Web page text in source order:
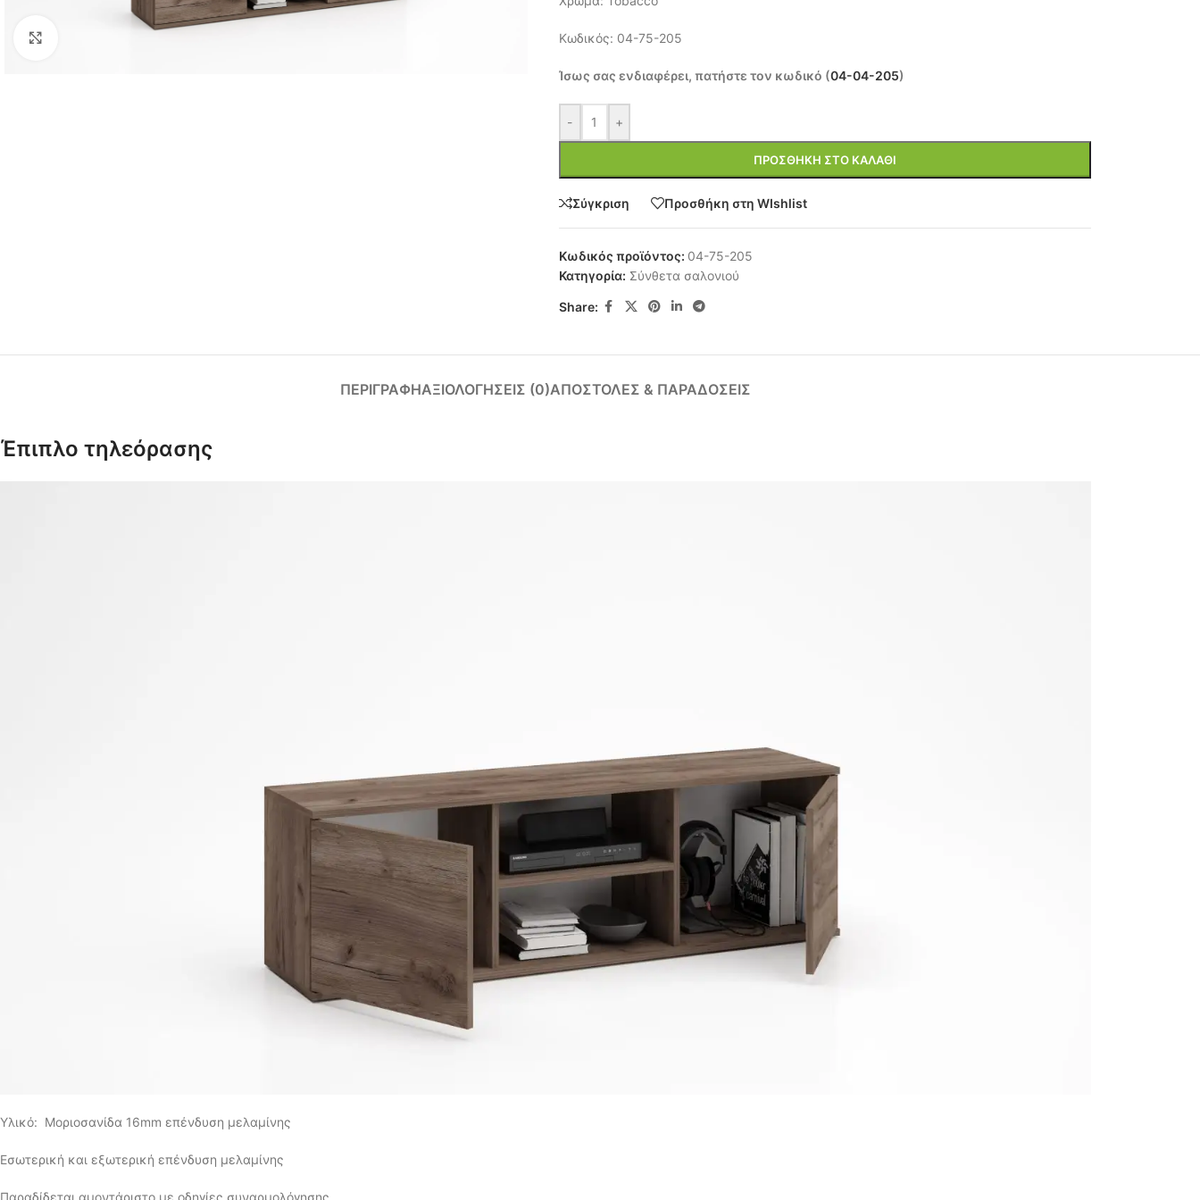
Κωδικός: 04-75-205
Ίσως σας ενδιαφέρει, πατήστε τον κωδικό (04-04-205)
- +
ΠΡΟΣΘΉΚΗ ΣΤΟ ΚΑΛΆΘΙ
Σύγκριση Προσθήκη στη WIshlist
Κωδικός προϊόντος: 04-75-205
Κατηγορία: Σύνθετα σαλονιού
Share:
ΠΕΡΙΓΡΑΦΉΑΞΙΟΛΟΓΉΣΕΙΣ (0)ΑΠΟΣΤΟΛΈΣ & ΠΑΡΑΔΌΣΕΙΣ
Έπιπλο τηλεόρασης
Υλικό: Μοριοσανίδα 16mm επένδυση μελαμίνης
Εσωτερική και εξωτερική επένδυση μελαμίνης